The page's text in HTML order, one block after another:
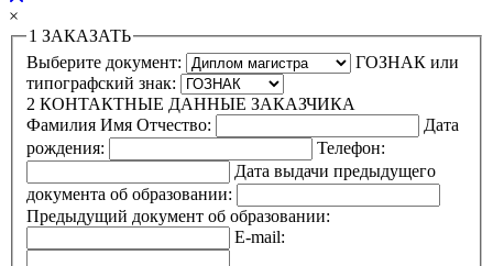
×
1 ЗАКАЗАТЬ
Выберите документ:
ГОЗНАК или
типографский знак:
2 КОНТАКТНЫЕ ДАННЫЕ ЗАКАЗЧИКА
Фамилия Имя Отчество:
Дата
рождения:
Телефон:
Дата выдачи предыдущего
документа об образовании:
Предыдущий документ об образовании:
E-mail: